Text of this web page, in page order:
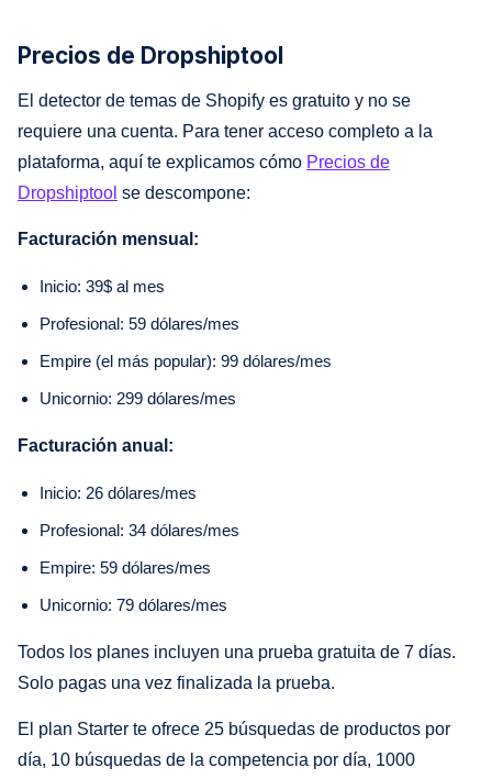
Precios de Dropshiptool
El detector de temas de Shopify es gratuito y no se
requiere una cuenta. Para tener acceso completo a la
plataforma, aquí te explicamos cómo Precios de
Dropshiptool se descompone:
Facturación mensual:
Inicio: 39$ al mes
Profesional: 59 dólares/mes
Empire (el más popular): 99 dólares/mes
Unicornio: 299 dólares/mes
Facturación anual:
Inicio: 26 dólares/mes
Profesional: 34 dólares/mes
Empire: 59 dólares/mes
Unicornio: 79 dólares/mes
Todos los planes incluyen una prueba gratuita de 7 días.
Solo pagas una vez finalizada la prueba.
El plan Starter te ofrece 25 búsquedas de productos por
día, 10 búsquedas de la competencia por día, 1000